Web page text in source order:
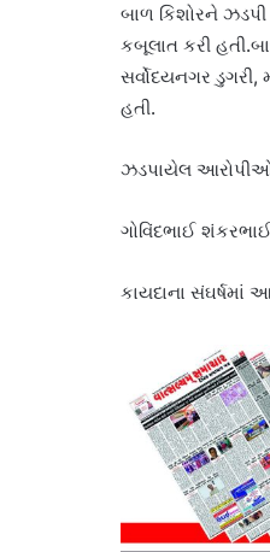
બાળ કિશોરને ઝડપી
કબૂલાત કરી
સર્વોદયનગર ડુગરી,
હતી.
ઝડપાયેલ
ગોવિંદભાઈ
કાયદાના સંઘર્ષમાં